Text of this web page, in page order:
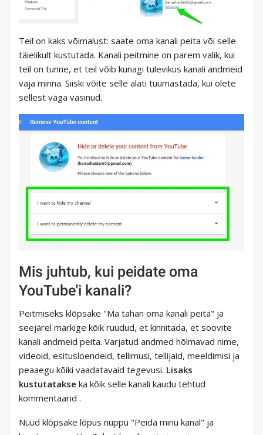
Teil on kaks võimalust: saate oma kanali peita või selle
täielikult kustutada. Kanali peitmine on parem valik, kui
teil on tunne, et teil võib kunagi tulevikus kanali andmeid
vaja minna. Siiski võite selle alati tuumastada, kui olete
sellest väga väsinud.
Mis juhtub, kui peidate oma
YouTube'i kanali?
Peitmiseks klõpsake "Ma tahan oma kanali peita" ja
seejärel märkige kõik ruudud, et kinnitada, et soovite
kanali andmeid peita. Varjatud andmed hõlmavad nime,
videoid, esitusloendeid, tellimusi, tellijaid, meeldimisi ja
peaaegu kõiki vaadatavaid tegevusi. Lisaks
kustutatakse ka kõik selle kanali kaudu tehtud
kommentaarid .
Nüüd klõpsake lõpus nuppu "Peida minu kanal" ja